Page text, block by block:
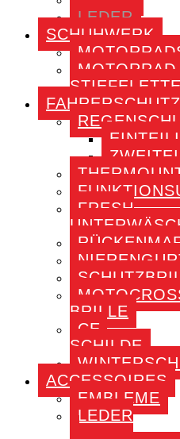
LEDER
SCHUHWERK
MOTORRAD-
FAHRERSCHUTZ
FRESH
BRILLE
CE-
SCHILDE
ACCESSOIRES
EMBLEME
LEDER